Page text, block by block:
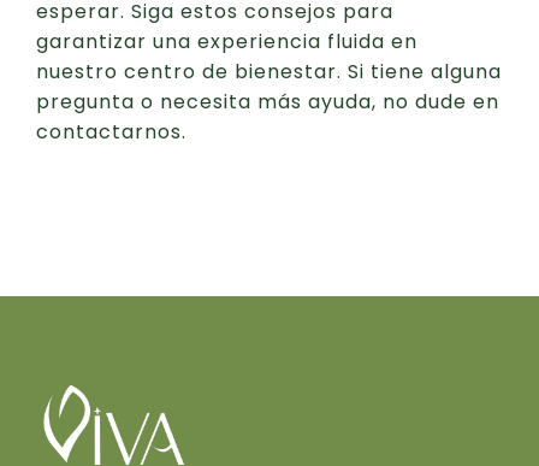
esperar. Siga estos consejos para
garantizar una experiencia fluida en
nuestro centro de bienestar. Si tiene alguna
pregunta o necesita más ayuda, no dude en
contactarnos.